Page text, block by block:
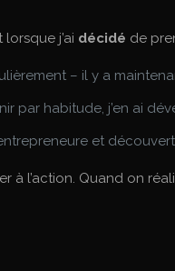
j’ai décidé de
– il y a
par habitude, j’en ai
et
à l’action. Quand on